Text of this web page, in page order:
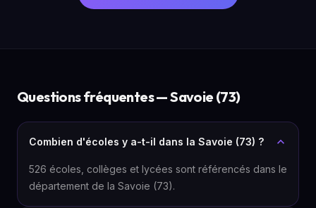
Questions fréquentes — Savoie (73)
Combien d'écoles y a-t-il dans la Savoie (73) ?
526 écoles, collèges et lycées sont référencés dans le
département de la Savoie (73).